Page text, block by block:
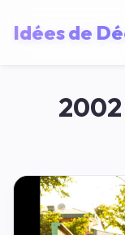
Idées de